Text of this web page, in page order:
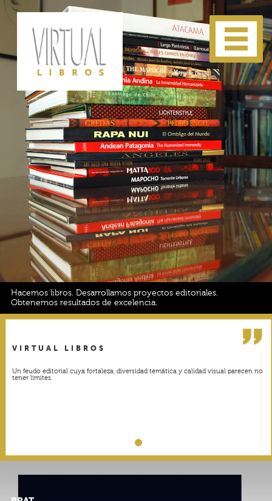
Hacemos libros. Desarrollamos proyectos editoriales.
Obtenemos resultados de excelencia.
VIRTUAL LIBROS
Un feudo editorial cuya fortaleza, diversidad temática y calidad visual parecen no
tener límites.